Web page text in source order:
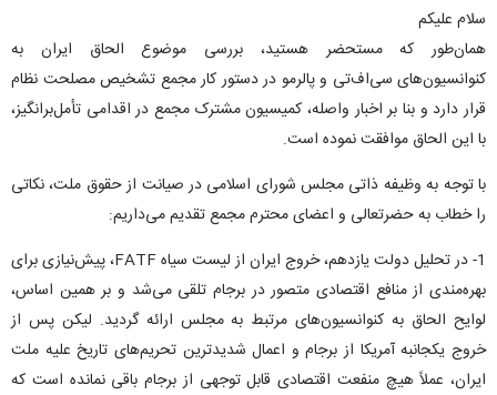
سلام علیکم
همان‌طور که مستحضر هستید، بررسی موضوع الحاق ایران به
کنوانسیون‌های سی‌اف‌تی و پالرمو در دستور کار مجمع تشخیص مصلحت نظام
قرار دارد و بنا بر اخبار واصله، کمیسیون مشترک مجمع در اقدامی تأمل‌برانگیز،
با این الحاق موافقت نموده است.
با توجه به وظیفه ذاتی مجلس شورای اسلامی در صیانت از حقوق ملت، نکاتی
را خطاب به حضرتعالی و اعضای محترم مجمع تقدیم می‌داریم:
1- در تحلیل دولت یازدهم، خروج ایران از لیست سیاه FATF، پیش‌نیازی برای
بهره‌مندی از منافع اقتصادی متصور در برجام تلقی می‌شد و بر همین اساس،
لوایح الحاق به کنوانسیون‌های مرتبط به مجلس ارائه گردید. لیکن پس از
خروج یکجانبه آمریکا از برجام و اعمال شدیدترین تحریم‌های تاریخ علیه ملت
ایران، عملاً هیچ منفعت اقتصادی قابل توجهی از برجام باقی نمانده است که